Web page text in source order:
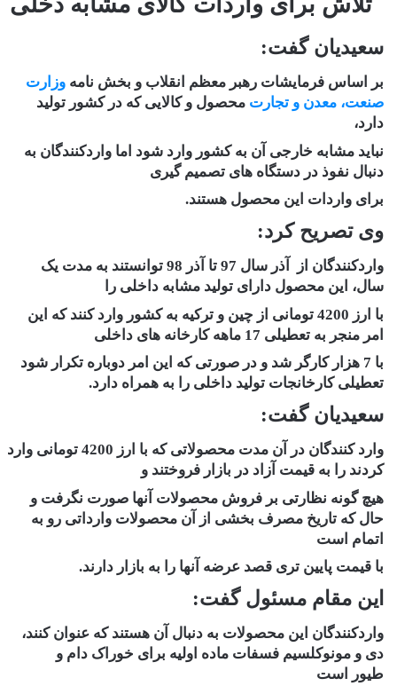
سعیدیان گفت:
بر اساس فرمایشات رهبر معظم انقلاب و بخش نامه وزارت
صنعت، معدن و تجارت محصول و کالایی که در کشور تولید
دارد،
نباید مشابه خارجی آن به کشور وارد شود اما واردکنندگان به
دنبال نفوذ در دستگاه های تصمیم گیری
برای واردات این محصول هستند.
وی تصریح کرد:
واردکنندگان از آذر سال 97 تا آذر 98 توانستند به مدت یک
سال، این محصول دارای تولید مشابه داخلی را
با ارز 4200 تومانی از چین و ترکیه به کشور وارد کنند که این
امر منجر به تعطیلی 17 ماهه کارخانه های داخلی
با 7 هزار کارگر شد و در صورتی که این امر دوباره تکرار شود
تعطیلی کارخانجات تولید داخلی را به همراه دارد.
سعیدیان گفت:
وارد کنندگان در آن مدت محصولاتی که با ارز 4200 تومانی وارد
کردند را به قیمت آزاد در بازار فروختند و
هیچ گونه نظارتی بر فروش محصولات آنها صورت نگرفت و
حال که تاریخ مصرف بخشی از آن محصولات وارداتی رو به
اتمام است
با قیمت پایین تری قصد عرضه آنها را به بازار دارند.
این مقام مسئول گفت:
واردکنندگان این محصولات به دنبال آن هستند که عنوان کنند،
دی و مونوکلسیم فسفات ماده اولیه برای خوراک دام و
طیور است